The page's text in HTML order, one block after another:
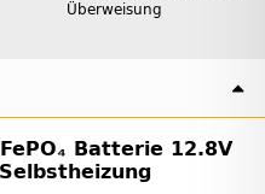
Überweisung
Batterie 12.8V